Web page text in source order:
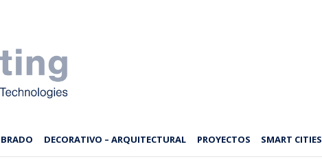
DECORATIVO – ARQUITECTURAL PROYECTOS SMART CITIES